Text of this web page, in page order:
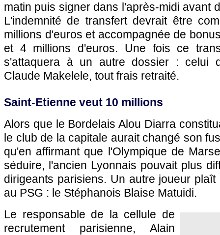
matin puis signer dans l'après-midi avant
L'indemnité de transfert devrait être
millions d'euros et accompagnée de
et 4 millions d'euros. Une fois ce
s'attaquera à un autre dossier : celui
Claude Makelele, tout frais retraité.
Saint-Etienne veut 10 millions
Alors que le Bordelais Alou Diarra
le club de la capitale aurait changé son
qu'en affirmant que l'Olympique de
séduire, l'ancien Lyonnais pouvait plus
dirigeants parisiens. Un autre joueur
au PSG : le Stéphanois Blaise Matuidi.
Le responsable de la cellule de
recrutement parisienne, Alain